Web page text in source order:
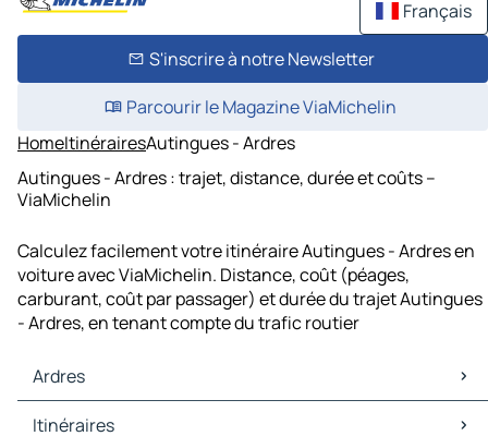
Français
S'inscrire à notre Newsletter
Parcourir le Magazine ViaMichelin
HomeItinérairesAutingues - Ardres
Autingues - Ardres : trajet, distance, durée et coûts –
ViaMichelin
Calculez facilement votre itinéraire Autingues - Ardres en
voiture avec ViaMichelin. Distance, coût (péages,
carburant, coût par passager) et durée du trajet Autingues
- Ardres, en tenant compte du trafic routier
Ardres
Ardres Cartes et plans
Itinéraires